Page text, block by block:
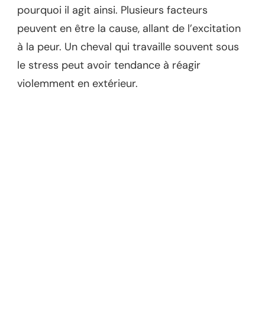
pourquoi il agit ainsi. Plusieurs facteurs
peuvent en être la cause, allant de l’excitation
à la peur. Un cheval qui travaille souvent sous
le stress peut avoir tendance à réagir
violemment en extérieur.